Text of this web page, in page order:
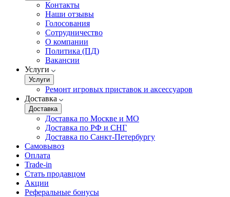
Контакты
Наши отзывы
Голосования
Сотрудничество
О компании
Политика (ПД)
Вакансии
Услуги
Услуги
Ремонт игровых приставок и аксессуаров
Доставка
Доставка
Доставка по Москве и МО
Доставка по РФ и СНГ
Доставка по Санкт-Петербургу
Самовывоз
Оплата
Trade-in
Стать продавцом
Акции
Реферальные бонусы